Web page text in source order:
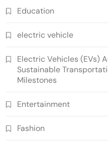
Education
electric vehicle
Electric Vehicles (EVs)
Sustainable
Milestones
Entertainment
Fashion